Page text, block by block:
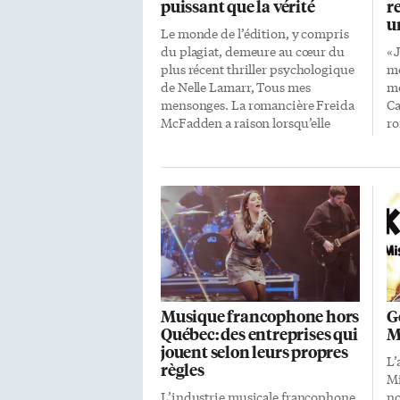
puissant que la vérité
Le monde de l’édition, y compris
du plagiat, demeure au cœur du
plus récent thriller psychologique
de Nelle Lamarr, Tous mes
mensonges. La romancière Freida
McFadden a raison lorsqu’elle
intrigue diabolique, mais
également en raison de
personnages plus grands que
nature. Vaut mieux ne pas se
mettre en travers de leur chemin!
Tout commence lorsque Sloan
White, assistante d’une célèbre
romancière, découvre le corps de
sa patronne sans vie, en face de sa
machine à écrire Selectric. Oeuvre
volée Paniquée mais fascinée,
Sloan […]
Musique francophone hors
Québec: des entreprises qui
jouent selon leurs propres
règles
L’industrie musicale francophone